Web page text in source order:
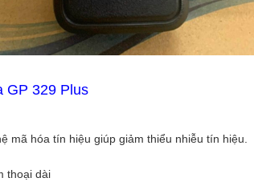
GP 329 Plus
mã hóa tín hiệu giúp giảm thiểu nhiễu tín hiệu.
thoại dài